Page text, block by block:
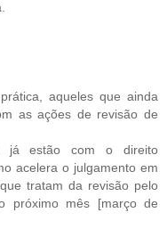
aqueles que ainda
as ações de revisão de
já estão com o direito
acelera o julgamento em
tratam da revisão pelo
próximo mês [março de